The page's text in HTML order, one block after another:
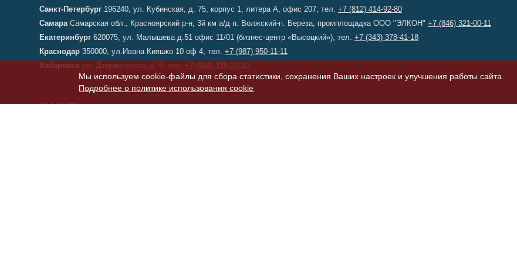
Санкт-Петербург 196240, ул. Кубинская, д. 75, корпус 1, литера А, офис 207, тел. +7 (812) 414-92-80
СамараСамарская обл., Красноярский р-н, 3й км а/д п. Волжский-п. Береза, промплощадка ООО "ЭЛКОН" +7 (846) 321-00-11
Екатеринбург 620075, ул. Малышева д.51 офис 11/01 (бизнес-центр «Высоцкий»), тел. +7 (343) 378-41-18
Краснодар 350000, ул.Ивана Кияшко 10 оф 4, тел. +7 (987) 950-11-11
Хабаровск ул. Дзержинского, д. 6, тел. +7 (914) 339-20-10
КАЗАХСТАН
Мы используем cookie-файлы для сбора статистики, сохранения Ваших настроек и улучшения работы сайта.
Подробнее о политике использования cookie